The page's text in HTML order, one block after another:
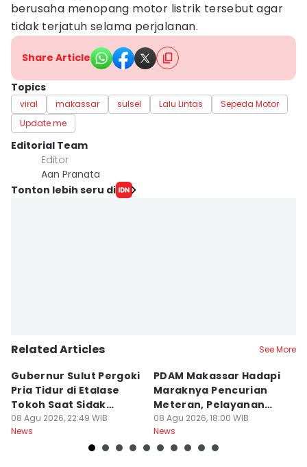
berusaha menopang motor listrik tersebut agar
tidak terjatuh selama perjalanan.
Share Article
Topics
viral makassar sulsel Lalu Lintas
Sepeda Motor
Update me
Editorial Team
Editor
Aan Pranata
Tonton lebih seru di
Related Articles See More
Gubernur Sulut Pergoki
Pria Tidur di Etalase
Tokoh Saat Sidak
Gedung
08 Agu 2026, 22:49 WIB
News
PDAM Makassar Hadapi
Maraknya Pencurian
Meteran, Pelayanan
Ikut Terdampak
08 Agu 2026, 18:00 WIB
News